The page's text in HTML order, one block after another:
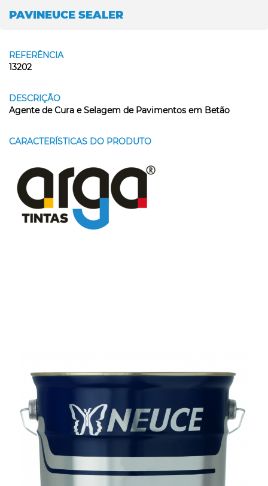
PAVINEUCE SEALER
REFERÊNCIA
13202
DESCRIÇÃO
Agente de Cura e Selagem de Pavimentos em Betão
CARACTERÍSTICAS DO PRODUTO